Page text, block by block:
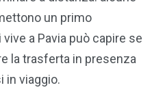
un primo
a Pavia può capire se
la trasferta in presenza
in viaggio.